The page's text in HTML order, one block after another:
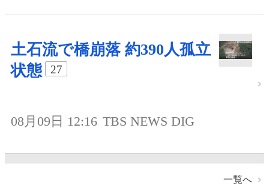
土石流で橋崩落 約390人孤立
状態
27
08月09日 12:16 TBS NEWS DIG
一覧へ